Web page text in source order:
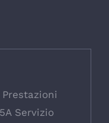
Servizio